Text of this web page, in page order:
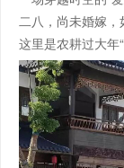
二八，尚未婚嫁，
这里是农耕过大年